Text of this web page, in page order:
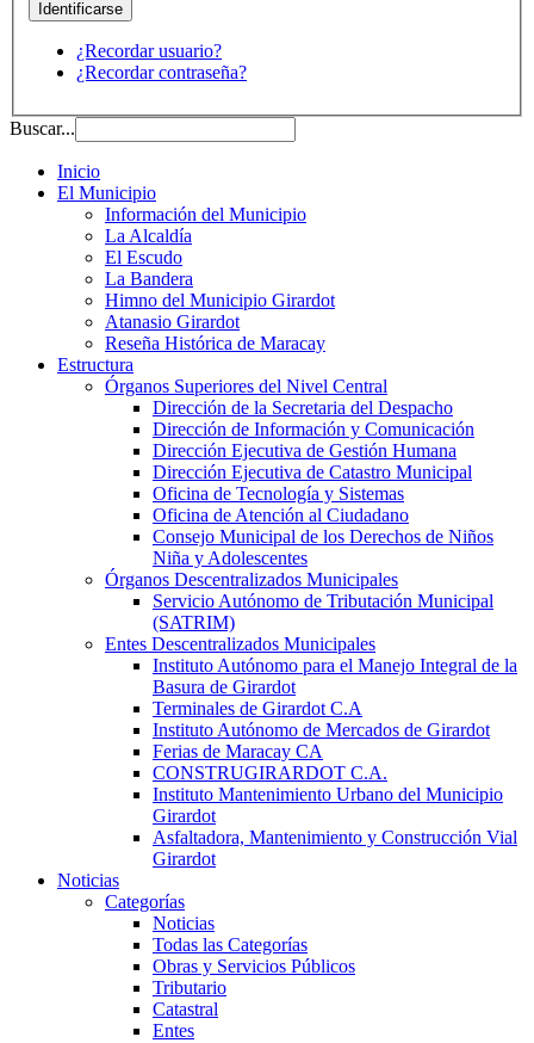
¿Recordar usuario?
¿Recordar contraseña?
Buscar...
Inicio
El Municipio
Información del Municipio
La Alcaldía
El Escudo
La Bandera
Himno del Municipio Girardot
Atanasio Girardot
Reseña Histórica de Maracay
Estructura
Órganos Superiores del Nivel Central
Dirección de la Secretaria del Despacho
Dirección de Información y Comunicación
Dirección Ejecutiva de Gestión Humana
Dirección Ejecutiva de Catastro Municipal
Oficina de Tecnología y Sistemas
Oficina de Atención al Ciudadano
Consejo Municipal de los Derechos de Niños
Niña y Adolescentes
Órganos Descentralizados Municipales
Servicio Autónomo de Tributación Municipal
(SATRIM)
Entes Descentralizados Municipales
Instituto Autónomo para el Manejo Integral de la
Basura de Girardot
Terminales de Girardot C.A
Instituto Autónomo de Mercados de Girardot
Ferias de Maracay CA
CONSTRUGIRARDOT C.A.
Instituto Mantenimiento Urbano del Municipio
Girardot
Asfaltadora, Mantenimiento y Construcción Vial
Girardot
Noticias
Categorías
Noticias
Todas las Categorías
Obras y Servicios Públicos
Tributario
Catastral
Entes